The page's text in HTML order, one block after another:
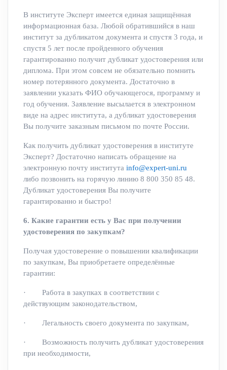
В институте Эксперт имеется единая защищённая
информационная база. Любой обратившийся в наш
институт за дубликатом документа и спустя 3 года, и
спустя 5 лет после пройденного обучения
гарантированно получит дубликат удостоверения или
диплома. При этом совсем не обязательно помнить
номер потерянного документа. Достаточно в
заявлении указать ФИО обучающегося, программу и
год обучения. Заявление высылается в электронном
виде на адрес института, а дубликат удостоверения
Вы получите заказным письмом по почте России.
Как получить дубликат удостоверения в институте
Эксперт? Достаточно написать обращение на
электронную почту института info@expert-uni.ru
либо позвонить на горячую линию 8 800 350 85 48.
Дубликат удостоверения Вы получите
гарантированно и быстро!
6. Какие гарантии есть у Вас при получении
удостоверения по закупкам?
Получая удостоверение о повышении квалификации
по закупкам, Вы приобретаете определённые
гарантии:
· Работа в закупках в соответствии с
действующим законодательством,
· Легальность своего документа по закупкам,
· Возможность получить дубликат удостоверения
при необходимости,